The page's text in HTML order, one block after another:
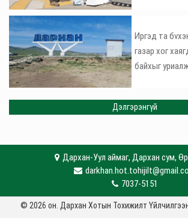
Иргэд та
газар хог
байхыг
Дэлгэрэнгүй
Дархан-Уул аймаг, Дархан сум,
7037-5151
© 2026 он. Дархан Хотын Тохижилт